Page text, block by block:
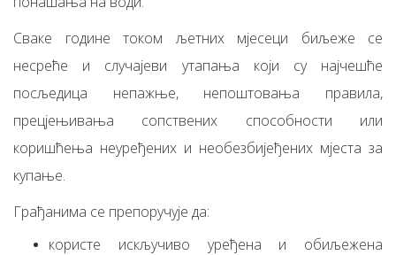
Сваке године током љетних мјесеци биљеже се
несреће и случајеви утапања који су најчешће
посљедица непажње, непоштовања правила,
прецјењивања сопствених способности или
коришћења неуређених и необезбијеђених мјеста за
купање.
Грађанима се препоручује да:
користе искључиво уређена и обиљежена